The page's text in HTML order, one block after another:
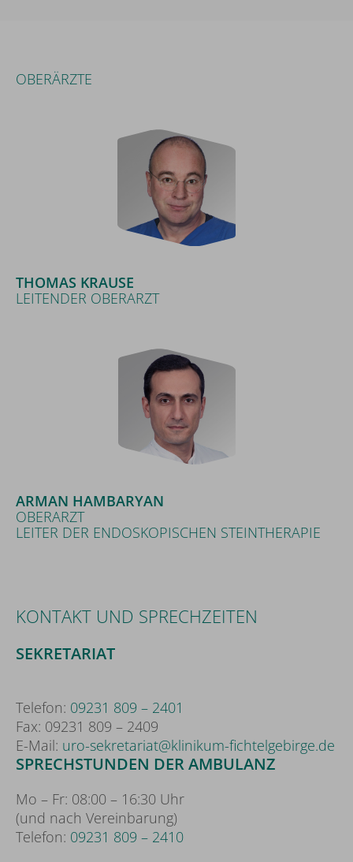
OBERÄRZTE
THOMAS KRAUSE
LEITENDER OBERARZT
ARMAN HAMBARYAN
OBERARZT
LEITER DER ENDOSKOPISCHEN STEINTHERAPIE
KONTAKT UND SPRECHZEITEN
SEKRETARIAT
Telefon: 09231 809 – 2401
Fax: 09231 809 – 2409
E-Mail: uro-sekretariat@klinikum-fichtelgebirge.de
SPRECHSTUNDEN DER AMBULANZ
Mo – Fr: 08:00 – 16:30 Uhr
(und nach Vereinbarung)
Telefon: 09231 809 – 2410